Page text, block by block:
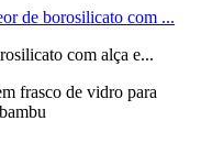
de borosilicato com ...
com alça e...